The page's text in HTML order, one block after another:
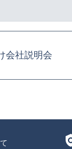
会社説明会